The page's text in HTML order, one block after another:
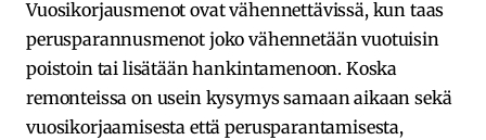
Vuosikorjausmenot ovat vähennettävissä, kun taas
perusparannusmenot joko vähennetään vuotuisin
poistoin tai lisätään hankintamenoon. Koska
remonteissa on usein kysymys samaan aikaan sekä
vuosikorjaamisesta että perusparantamisesta,